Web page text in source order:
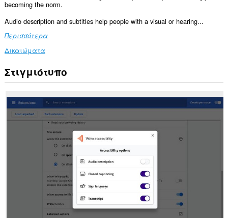
becoming the norm.
Audio description and subtitles help people with a visual or hearing...
Περισσότερα
Δικαιώματα
Αυτή
η
μπορεί
να
έχει
πρόσβαση
Στιγμιότυπο